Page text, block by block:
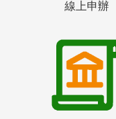
線上申辦